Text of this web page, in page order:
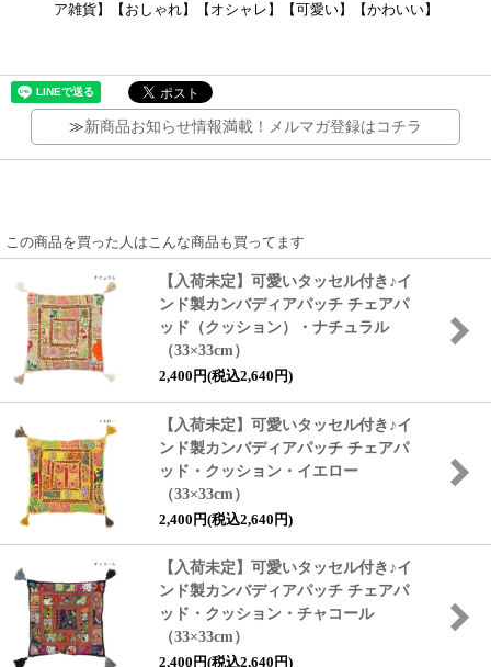
ア雑貨】【おしゃれ】【オシャレ】【可愛い】【かわいい】
≫新商品お知らせ情報満載！メルマガ登録はコチラ
この商品を買った人はこんな商品も買ってます
【入荷未定】可愛いタッセル付き♪イ
ンド製カンバディアパッチ チェアパ
ッド（クッション）・ナチュラル
（33×33cm）
2,400円(税込2,640円)
【入荷未定】可愛いタッセル付き♪イ
ンド製カンバディアパッチ チェアパ
ッド・クッション・イエロー
（33×33cm）
2,400円(税込2,640円)
【入荷未定】可愛いタッセル付き♪イ
ンド製カンバディアパッチ チェアパ
ッド・クッション・チャコール
（33×33cm）
2,400円(税込2,640円)